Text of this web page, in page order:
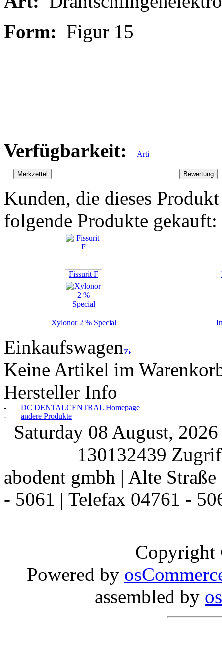
Form: Figur 15
Verfügbarkeit:
Kunden, die dieses
folgende Produkte gekauft:
Fissurit F
Xylonor 2 % Special
Einkaufswagen
Keine Artikel im
Hersteller Info
-
DC DENTALCENTRAL Homepage
-
andere Produkte
Saturday 08 August,
130132439
abodent gmbh | Alte
- 5061 | Telefax 04761 -
Powered by
assembled by